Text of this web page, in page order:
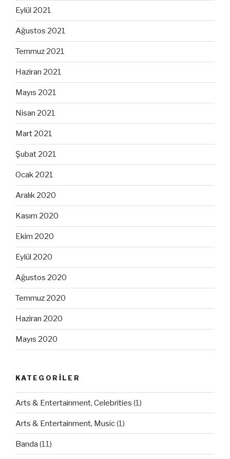
Eylül 2021
Ağustos 2021
Temmuz 2021
Haziran 2021
Mayıs 2021
Nisan 2021
Mart 2021
Şubat 2021
Ocak 2021
Aralık 2020
Kasım 2020
Ekim 2020
Eylül 2020
Ağustos 2020
Temmuz 2020
Haziran 2020
Mayıs 2020
KATEGORILER
Arts & Entertainment, Celebrities (1)
Arts & Entertainment, Music(1)
Banda (11)